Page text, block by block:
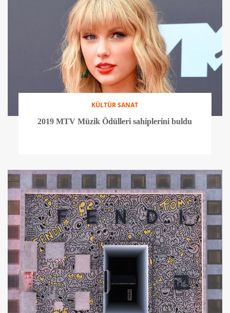
KÜLTÜR SANAT
2019 MTV Müzik Ödülleri sahiplerini buldu